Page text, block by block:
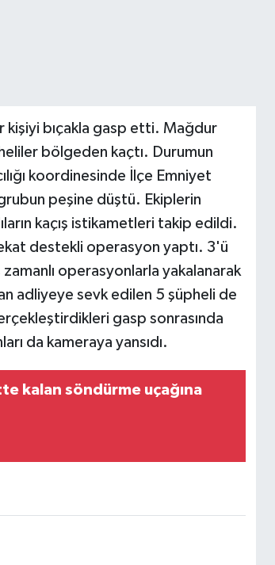
kişiyi bıçakla gasp etti. Mağdur
bölgeden kaçtı. Durumun
koordinesinde İlçe Emniyet
peşine düştü. Ekiplerin
kaçış istikametleri takip edildi.
destekli operasyon yaptı. 3'ü
zamanlı operasyonlarla yakalanarak
adliyeye sevk edilen 5 şüpheli de
gasp sonrasında
da kameraya yansıdı.
kalan söndürme uçağına